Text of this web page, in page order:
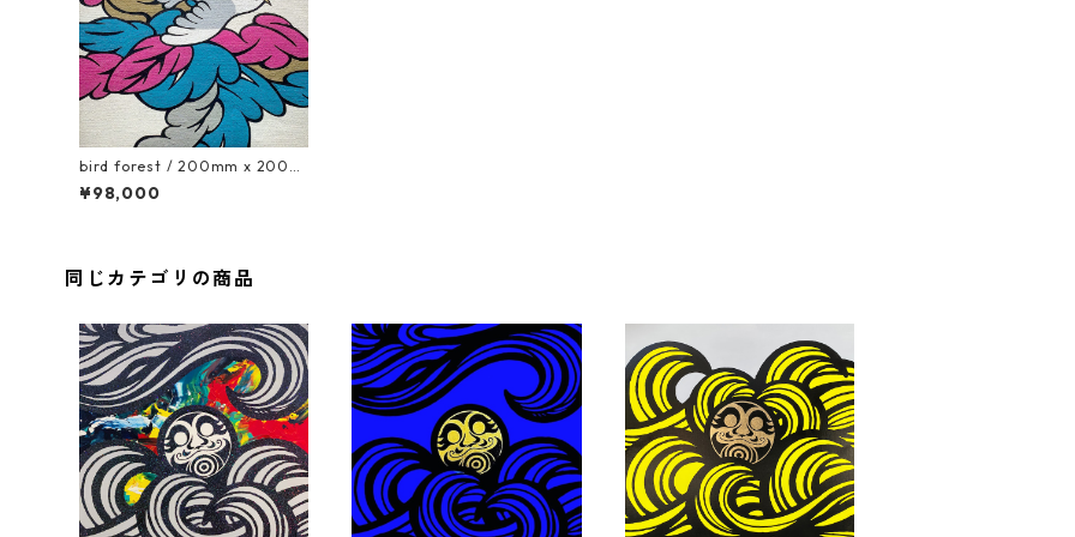
bird forest / 200mm x 200m
m
¥98,000
同じカテゴリの商品